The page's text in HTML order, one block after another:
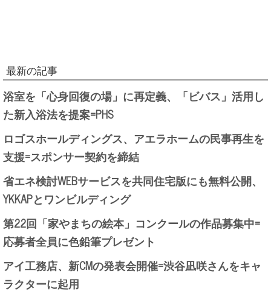
最新の記事
浴室を「心身回復の場」に再定義、「ビバス」活用し
た新入浴法を提案=PHS
ロゴスホールディングス、アエラホームの民事再生を
支援=スポンサー契約を締結
省エネ検討WEBサービスを共同住宅版にも無料公開、
YKKAPとワンビルディング
第22回「家やまちの絵本」コンクールの作品募集中=
応募者全員に色鉛筆プレゼント
アイ工務店、新CMの発表会開催=渋谷凪咲さんをキャ
ラクターに起用